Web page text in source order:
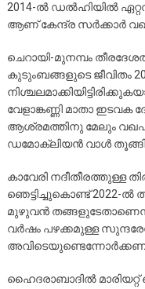
2014-ൽ ഡൽഹിയിൽ
ആണ് കേന്ദ്ര സർക്കാർ
ചെറായി-മുനമ്പം
കുടുംബങ്ങളുടെ ജീവിതം
വേളാങ്കണ്ണി മാതാ ഇടവക
ആശ്രമത്തിനു മേലും
ഡമോക്ലിയൻ വാൾ
കാവേരി
ഞെട്ടിച്ചുകൊണ്ട് 2022-
മുഴുവൻ തങ്ങളുടേതാണെന്ന
വർഷം പഴക്കമുള്ള
ഹൈദരാബാദിൽ